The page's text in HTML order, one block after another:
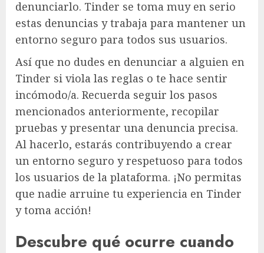
denunciarlo. Tinder se toma muy en serio
estas denuncias y trabaja para mantener un
entorno seguro para todos sus usuarios.
Así que no dudes en denunciar a alguien en
Tinder si viola las reglas o te hace sentir
incómodo/a. Recuerda seguir los pasos
mencionados anteriormente, recopilar
pruebas y presentar una denuncia precisa.
Al hacerlo, estarás contribuyendo a crear
un entorno seguro y respetuoso para todos
los usuarios de la plataforma. ¡No permitas
que nadie arruine tu experiencia en Tinder
y toma acción!
Descubre qué ocurre cuando